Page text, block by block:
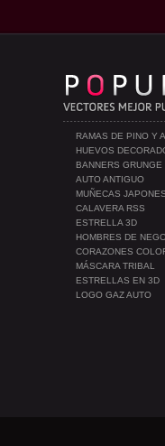
RAMAS DE PINO Y
HUEVOS
BANNERS GRUNGE
AUTO ANTIGUO
MUÑECAS
CALAVERA RSS
ESTRELLA 3D
HOMBRES DE
CORAZONES
MÁSCARA TRIBAL
ESTRELLAS EN 3D
LOGO GAZ AUTO